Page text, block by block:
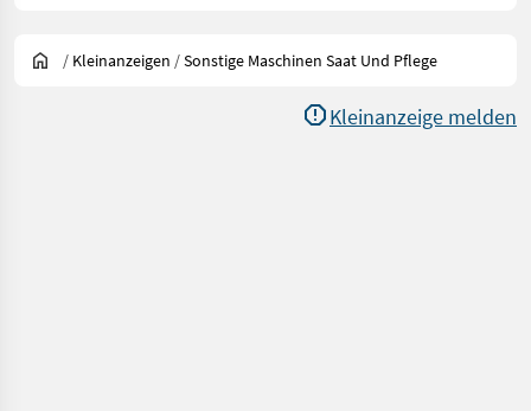
/ Kleinanzeigen /Sonstige Maschinen Saat Und Pflege
Kleinanzeige melden